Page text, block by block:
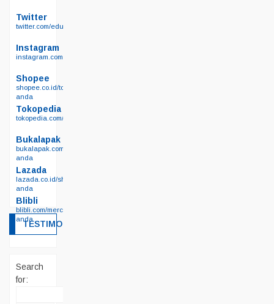
Twitter
twitter.com/edukasisby
Instagram
instagram.com/permainan_edukasi_surabaya/
Shopee
shopee.co.id/toko-
anda
Tokopedia
tokopedia.com/edutoyssurabaya
Bukalapak
bukalapak.com/lapak-
anda
Lazada
lazada.co.id/shop/toko-
anda
Blibli
blibli.com/merchant/toko-
anda
TESTIMONIAL
Search
for: